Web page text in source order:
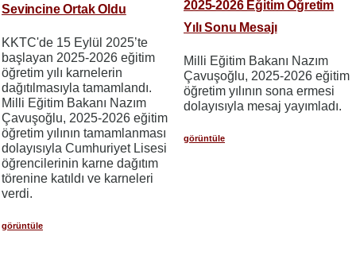
Sevincine Ortak Oldu
KKTC'de 15 Eylül 2025’te
başlayan 2025-2026 eğitim
öğretim yılı karnelerin
dağıtılmasıyla tamamlandı.
Milli Eğitim Bakanı Nazım
Çavuşoğlu, 2025-2026 eğitim
öğretim yılının tamamlanması
dolayısıyla Cumhuriyet Lisesi
öğrencilerinin karne dağıtım
törenine katıldı ve karneleri
verdi.
görüntüle
2025-2026 Eğitim Öğretim
Yılı Sonu Mesajı
Milli Eğitim Bakanı Nazım
Çavuşoğlu, 2025-2026 eğitim
öğretim yılının sona ermesi
dolayısıyla mesaj yayımladı.
görüntüle